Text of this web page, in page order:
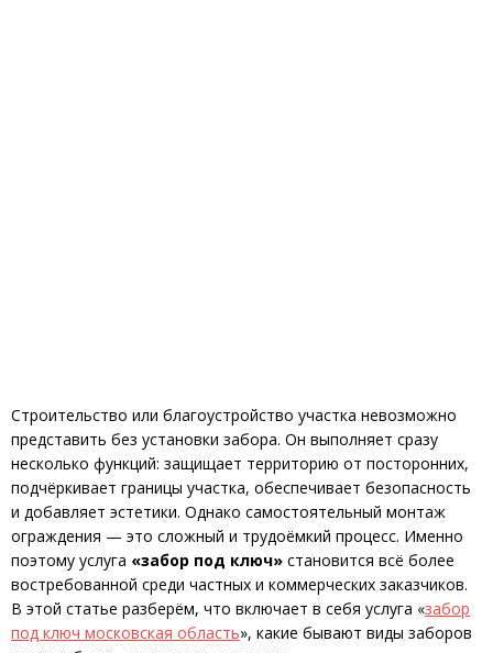
Строительство или благоустройство участка невозможно
представить без установки забора. Он выполняет сразу
несколько функций: защищает территорию от посторонних,
подчёркивает границы участка, обеспечивает безопасность
и добавляет эстетики. Однако самостоятельный монтаж
ограждения — это сложный и трудоёмкий процесс. Именно
поэтому услуга «забор под ключ» становится всё более
востребованной среди частных и коммерческих заказчиков.
В этой статье разберём, что включает в себя услуга «забор
под ключ московская область», какие бывают виды заборов